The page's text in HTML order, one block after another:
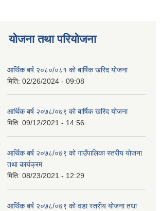
योजना तथा परियोजना
आर्थिक बर्ष २०८०/०८१ को बार्षिक खरिद योजना
मिति: 02/26/2024 - 09:08
आर्थिक बर्ष २०७८/०७९ को बार्षिक खरिद योजना
मिति: 09/12/2021 - 14:56
आर्थिक बर्ष २०७८/०७९ को गाउँपालिका स्तरीय योजना
तथा कार्यक्रम
मिति: 08/23/2021 - 12:29
आर्थिक बर्ष २०७८/०७९ को वडा स्तरीय योजना तथा